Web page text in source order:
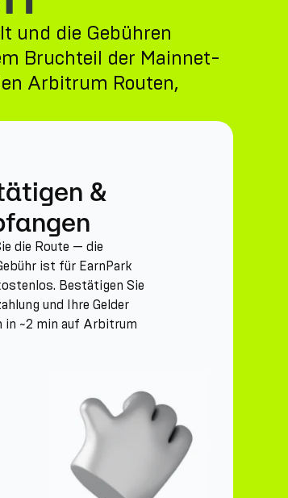
und die Gebühren
Bruchteil der Mainnet-
Arbitrum Routen,
&
die Route — die
ist für EarnPark
Bestätigen Sie
und Ihre Gelder
in ~2 min auf Arbitrum